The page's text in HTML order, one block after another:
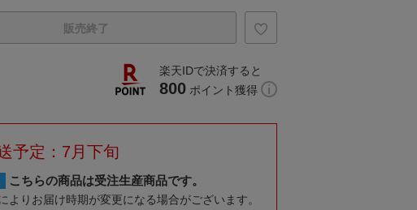
販売終了
楽天IDで決済すると
800 ポイント獲得
予定：7月下旬
こちらの商品は受注生産商品です。
よりお届け時期が変更になる場合がございます。